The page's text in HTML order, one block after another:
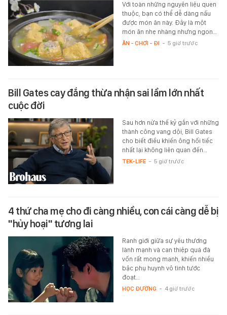
Với toàn những nguyên liệu quen
thuộc, bạn có thể dễ dàng nấu
được món ăn này. Đây là một
món ăn nhẹ nhàng nhưng ngon…
ĂN - CHƠI - ĐI - 5 giờ trước
Bill Gates cay đắng thừa nhận sai lầm lớn nhất
cuộc đời
Sau hơn nửa thế kỷ gắn với những
thành công vang dội, Bill Gates
cho biết điều khiến ông hối tiếc
nhất lại không liên quan đến…
TEK-LIFE - 5 giờ trước
4 thứ cha mẹ cho đi càng nhiều, con cái càng dễ bị
"hủy hoại" tương lai
Ranh giới giữa sự yêu thương
lành mạnh và can thiệp quá đà
vốn rất mong manh, khiến nhiều
bậc phụ huynh vô tình tước
đoạt…
HỌC ĐƯỜNG - 4 giờ trước